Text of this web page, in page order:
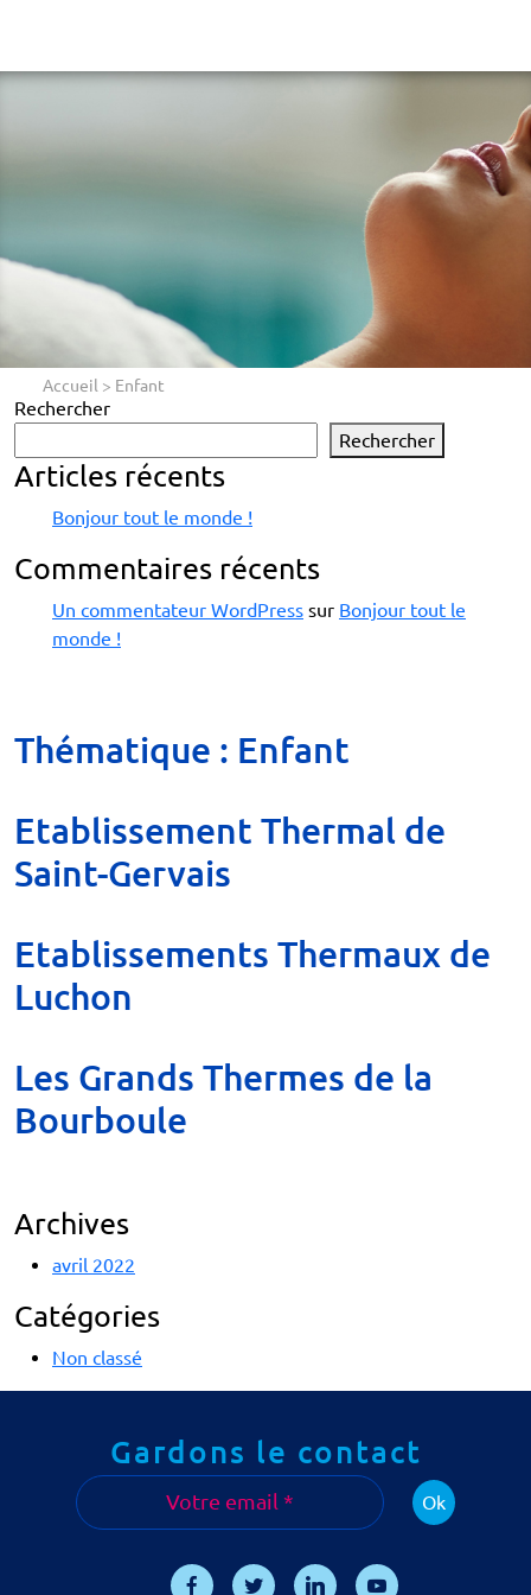
Accueil > Enfant
Rechercher
Rechercher
Articles récents
Bonjour tout le monde !
Commentaires récents
Un commentateur WordPress sur Bonjour tout le
monde !
Thématique : Enfant
Etablissement Thermal de
Saint-Gervais
Etablissements Thermaux de
Luchon
Les Grands Thermes de la
Bourboule
Archives
avril 2022
Catégories
Non classé
Gardons le contact